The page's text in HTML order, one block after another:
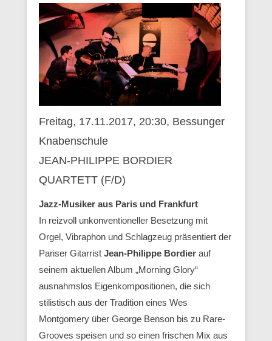
Freitag, 17.11.2017, 20:30, Bessunger
Knabenschule
JEAN-PHILIPPE BORDIER
QUARTETT (F/D)
Jazz-Musiker aus Paris und Frankfurt
In reizvoll unkonventioneller Besetzung mit
Orgel, Vibraphon und Schlagzeug präsentiert der
Pariser Gitarrist Jean-Philippe Bordier auf
seinem aktuellen Album „Morning Glory“
ausnahmslos Eigenkompositionen, die sich
stilistisch aus der Tradition eines Wes
Montgomery über George Benson bis zu Rare-
Grooves speisen und so einen frischen Mix aus